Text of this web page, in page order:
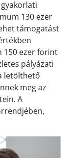
130 ezer
támogatást
150 ezer forint
pályázati
letölthető
meg az
A